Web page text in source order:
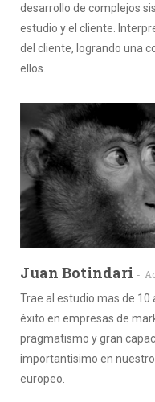
desarrollo de complejos
estudio y el cliente.
del cliente, logrando una
ellos.
Juan Botindari
Trae al estudio mas de
éxito en empresas de
pragmatismo y gran
importantisimo en
europeo.